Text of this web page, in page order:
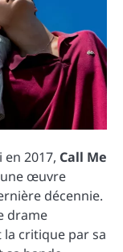
2017, Call Me
une œuvre
décennie.
drame
critique par sa